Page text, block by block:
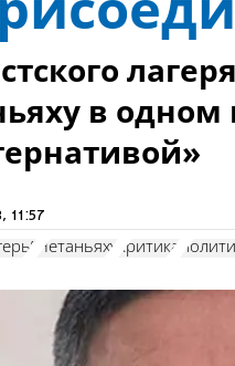
в
11:57
Нетаньяху критика